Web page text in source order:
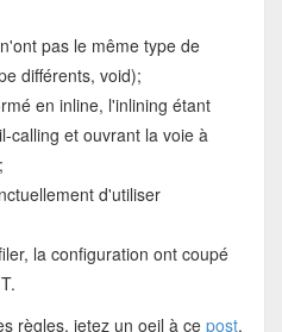
pas le même type de
différents, void);
en inline, l'inlining étant
calling et ouvrant la voie à
d'utiliser
la configuration ont coupé
règles, jetez un oeil à ce post.